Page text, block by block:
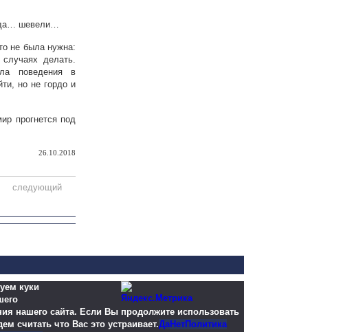
шевели…
не была нужна:
делать.
поведения в
но не гордо и
прогнется под
26.10.2018
следующий
куки
нашего сайта. Если Вы продолжите использовать
считать что Вас это устраивает.ДаНетПолитика